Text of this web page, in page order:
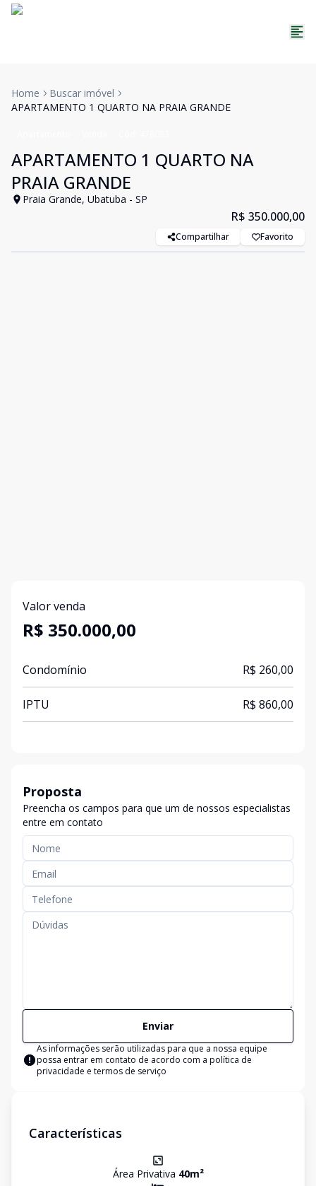
Home
Buscar imóvel
APARTAMENTO 1 QUARTO NA PRAIA GRANDE
APARTAMENTO 1 QUARTO NA
PRAIA GRANDE
Praia Grande, Ubatuba - SP
R$ 350.000,00
Compartilhar Favorito
Valor venda
R$ 350.000,00
Condomínio R$ 260,00
IPTU R$ 860,00
Proposta
Preencha os campos para que um de nossos especialistas
entre em contato
Enviar
As informações serão utilizadas para que a nossa equipe
possa entrar em contato de acordo com a política de
privacidade e termos de serviço
Características
Área Privativa 40m²